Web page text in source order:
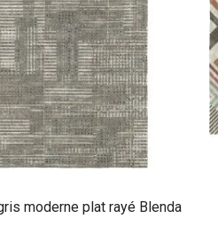
moderne plat rayé Blenda